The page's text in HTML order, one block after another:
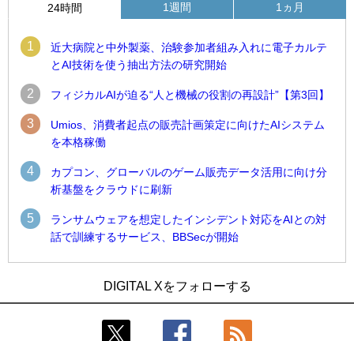
24時間
1
近大病院と中外製薬、治験参加者組み入れに電子カルテ
とAI技術を使う抽出方法の研究開始
2 フィジカルAIが迫る“人と機械の役割の再設計”【第3回】
3
Umios、消費者起点の販売計画策定に向けたAIシステム
を本格稼働
4
カプコン、グローバルのゲーム販売データ活用に向け分
析基盤をクラウドに刷新
5
ランサムウェアを想定したインシデント対応をAIとの対
話で訓練するサービス、BBSecが開始
1週間
近大病院と中外製薬、治験参加者組み入れに電子カルテとAI
技術を使う抽出方法の研究開始
1ヵ月
合基盤を本格稼働
鹿島建設、鋼管柱へのコンクリート充填時の異常を検出する
AIを遠隔監視システムに実装
DIGITAL Xをフォローする